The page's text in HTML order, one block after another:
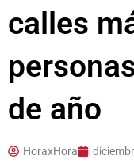
calles
de año
HoraxHora